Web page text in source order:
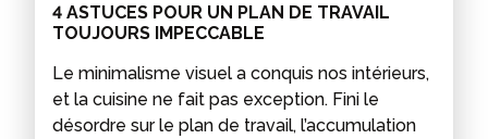
4 ASTUCES POUR UN PLAN DE TRAVAIL
TOUJOURS IMPECCABLE
Le minimalisme visuel a conquis nos intérieurs,
et la cuisine ne fait pas exception. Fini le
désordre sur le plan de travail, l’accumulation